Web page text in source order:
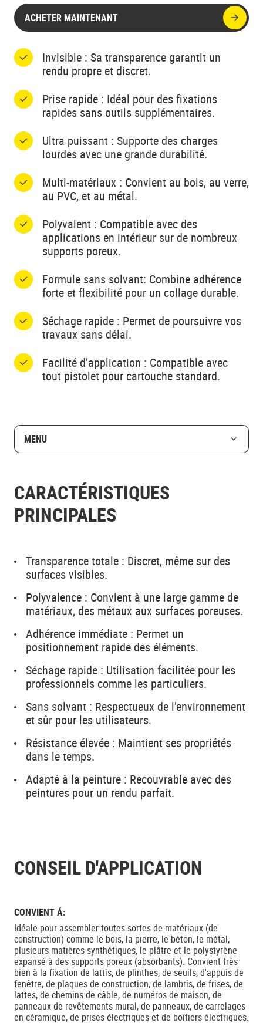
ACHETER MAINTENANT
Invisible : Sa transparence garantit un
rendu propre et discret.
Prise rapide : Idéal pour des fixations
rapides sans outils supplémentaires.
Ultra puissant : Supporte des charges
lourdes avec une grande durabilité.
Multi-matériaux : Convient au bois, au verre,
au PVC, et au métal.
Polyvalent : Compatible avec des
applications en intérieur sur de nombreux
supports poreux.
Formule sans solvant: Combine adhérence
forte et flexibilité pour un collage durable.
Séchage rapide : Permet de poursuivre vos
travaux sans délai.
Facilité d’application : Compatible avec
tout pistolet pour cartouche standard.
MENU
CARACTÉRISTIQUES
PRINCIPALES
Transparence totale : Discret, même sur des
surfaces visibles.
Polyvalence : Convient à une large gamme de
matériaux, des métaux aux surfaces poreuses.
Adhérence immédiate : Permet un
positionnement rapide des éléments.
Séchage rapide : Utilisation facilitée pour les
professionnels comme les particuliers.
Sans solvant : Respectueux de l’environnement
et sûr pour les utilisateurs.
Résistance élevée : Maintient ses propriétés
dans le temps.
Adapté à la peinture : Recouvrable avec des
peintures pour un rendu parfait.
CONSEIL D'APPLICATION
CONVIENT Á:
Idéale pour assembler toutes sortes de matériaux (de
construction) comme le bois, la pierre, le béton, le métal,
plusieurs matières synthétiques, le plâtre et le polystyrène
expansé à des supports poreux (absorbants). Convient très
bien à la fixation de lattis, de plinthes, de seuils, d'appuis de
fenêtre, de plaques de construction, de lambris, de frises, de
lattes, de chemins de câble, de numéros de maison, de
panneaux de revêtements mural, de panneaux, de carrelages
en céramique, de prises électriques et de boîtiers électriques.